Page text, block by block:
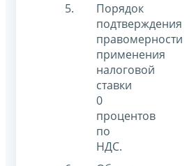
Порядок
подтверждения
правомерности
применения
налоговой
ставки
0
процентов
по
НДС.